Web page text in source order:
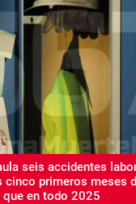
seis accidentes
primeros meses
en todo 2025